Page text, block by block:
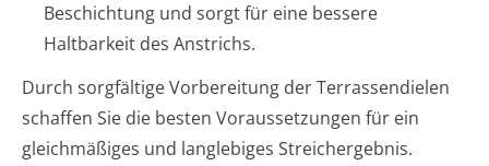
Beschichtung und sorgt für eine bessere
Haltbarkeit des Anstrichs.
Durch sorgfältige Vorbereitung der Terrassendielen
schaffen Sie die besten Voraussetzungen für ein
gleichmäßiges und langlebiges Streichergebnis.